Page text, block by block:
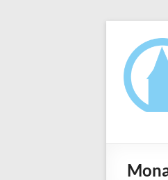
springen